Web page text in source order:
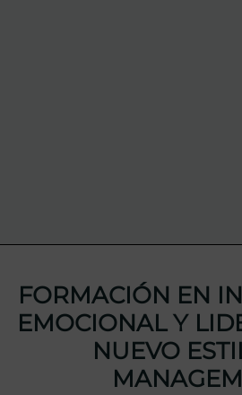
FORMACIÓN EN
EMOCIONAL Y
NUEVO